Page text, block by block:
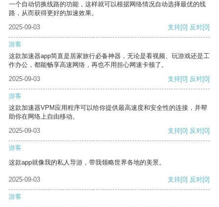
一个自动切换线路的功能，这样就可以根据网络情况自动选择最优的线
路，从而获得更好的加速效果。
2025-09-03
支持[0] 反对[0]
游客
这款加速器app简直是居家旅行必备神器，无论是看视频、玩游戏还是工
作办公，都能畅享高速网络，再也不用担心网速卡顿了。
2025-09-03
支持[0] 反对[0]
游客
这款加速器VPM应用程序可以给你提供最高速度和安全性的连接，并帮
助你在网络上自由移动。
2025-09-03
支持[0] 反对[0]
游客
这款app就像我的私人导游，带我领略世界各地的美景。
2025-09-03 支持[0] 反对[0]
游客